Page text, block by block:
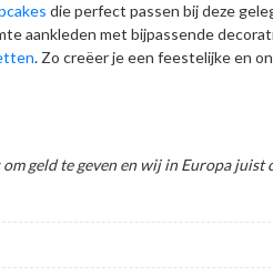
die perfect passen bij deze
aankleden met bijpassende
. Zo creëer je een feestelijke en
geld te geven en wij in Europa juist